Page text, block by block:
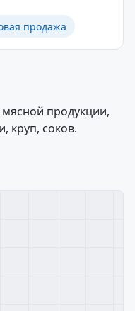
продажа
продукции,
круп, соков.